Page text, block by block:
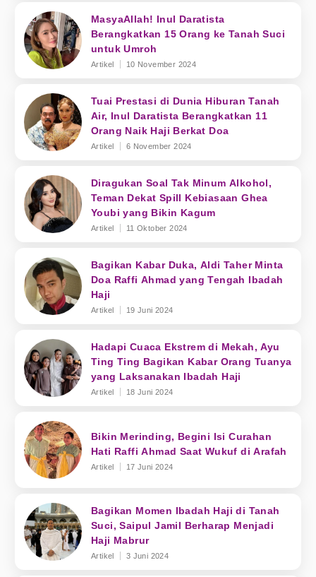
MasyaAllah! Inul Daratista
Berangkatkan 15 Orang ke Tanah Suci
untuk Umroh
Artikel 10 November 2024
Tuai Prestasi di Dunia Hiburan Tanah
Air, Inul Daratista Berangkatkan 11
Orang Naik Haji Berkat Doa
Artikel 6 November 2024
Diragukan Soal Tak Minum Alkohol,
Teman Dekat Spill Kebiasaan Ghea
Youbi yang Bikin Kagum
Artikel 11 Oktober 2024
Bagikan Kabar Duka, Aldi Taher Minta
Doa Raffi Ahmad yang Tengah Ibadah
Haji
Artikel 19 Juni 2024
Hadapi Cuaca Ekstrem di Mekah, Ayu
Ting Ting Bagikan Kabar Orang Tuanya
yang Laksanakan Ibadah Haji
Artikel 18 Juni 2024
Bikin Merinding, Begini Isi Curahan
Hati Raffi Ahmad Saat Wukuf di Arafah
Artikel 17 Juni 2024
Bagikan Momen Ibadah Haji di Tanah
Suci, Saipul Jamil Berharap Menjadi
Haji Mabrur
Artikel 3 Juni 2024